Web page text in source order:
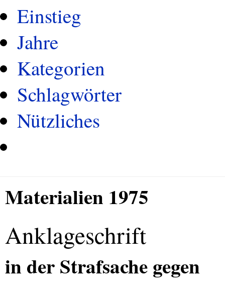
Einstieg
Jahre
Kategorien
Schlagwörter
Nützliches
Materialien 1975
Anklageschrift
in der Strafsache gegen